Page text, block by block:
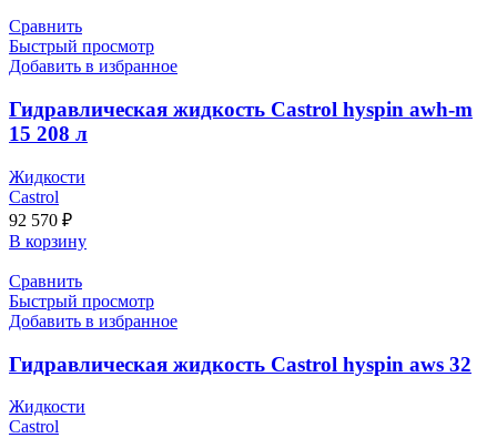
Сравнить
Быстрый просмотр
Добавить в избранное
Гидравлическая жидкость Castrol hyspin awh-m
15 208 л
Жидкости
Castrol
92 570 ₽
В корзину
Сравнить
Быстрый просмотр
Добавить в избранное
Гидравлическая жидкость Castrol hyspin aws 32
Жидкости
Castrol